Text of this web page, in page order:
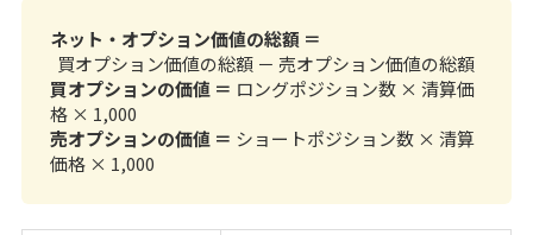
ネット・オプション価値の総額 ＝
買オプション価値の総額 － 売オプション価値の総額
買オプションの価値 ＝ ロングポジション数 × 清算価
格 × 1,000
売オプションの価値 ＝ ショートポジション数 × 清算
価格 × 1,000